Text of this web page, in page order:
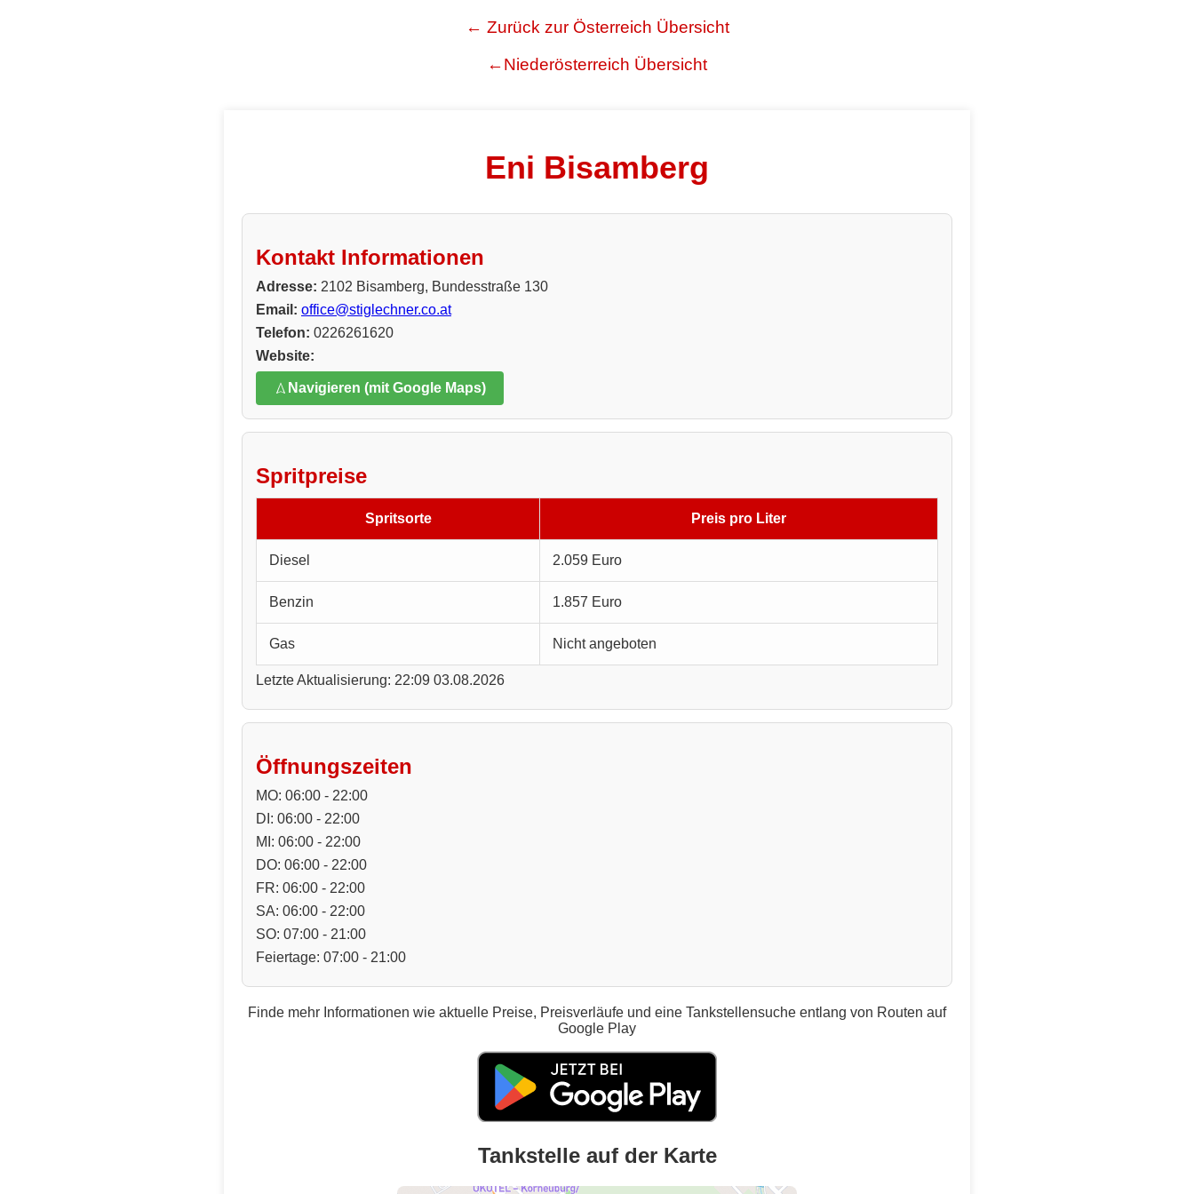
← Zurück zur Österreich Übersicht
←Niederösterreich Übersicht
Eni Bisamberg
Kontakt Informationen
Adresse: 2102 Bisamberg, Bundesstraße 130
Email: office@stiglechner.co.at
Telefon: 0226261620
Website:
Navigieren (mit Google Maps)
Spritpreise
Spritsorte Preis pro Liter
Diesel 2.059 Euro
Benzin 1.857 Euro
Gas Nicht angeboten
Letzte Aktualisierung: 22:09 03.08.2026
Öffnungszeiten
MO: 06:00 - 22:00
DI: 06:00 - 22:00
MI: 06:00 - 22:00
DO: 06:00 - 22:00
FR: 06:00 - 22:00
SA: 06:00 - 22:00
SO: 07:00 - 21:00
Feiertage: 07:00 - 21:00
Finde mehr Informationen wie aktuelle Preise, Preisverläufe und eine Tankstellensuche entlang von Routen auf
Google Play
Tankstelle auf der Karte